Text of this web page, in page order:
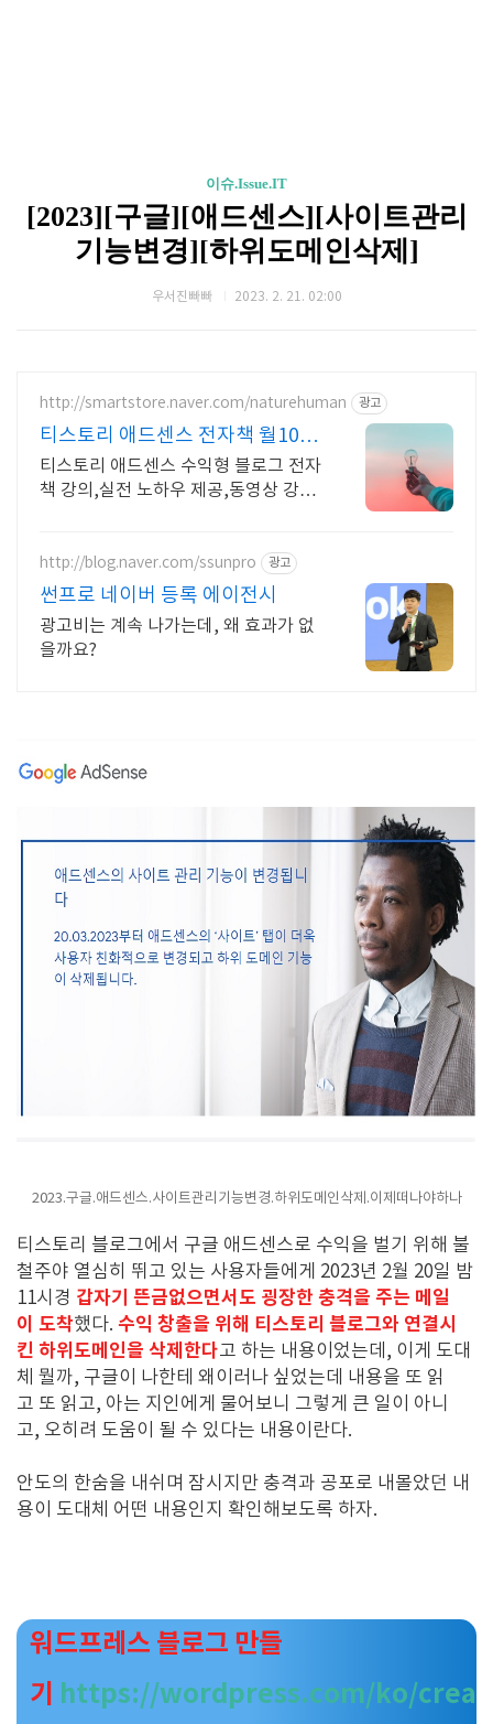
이슈.Issue.IT
[2023][구글][애드센스][사이트관리
기능변경][하위도메인삭제]
우서진빠빠 2023. 2. 21. 02:00
http://smartstore.naver.com/naturehuman 광고
티스토리 애드센스 전자책 월100
만원 고정 수익발생!
티스토리 애드센스 수익형 블로그 전자
책 강의,실전 노하우 제공,동영상 강의
게 배워요!
http://blog.naver.com/ssunpro 광고
썬프로 네이버 등록 에이전시
광고비는 계속 나가는데, 왜 효과가 없
을까요?
2023.구글.애드센스.사이트관리기능변경.하위도메인삭제.이제떠나야하나
티스토리 블로그에서 구글 애드센스로 수익을 벌기 위해 불
철주야 열심히 뛰고 있는 사용자들에게 2023년 2월 20일 밤
11시경 갑자기 뜬금없으면서도 굉장한 충격을 주는 메일
이 도착했다. 수익 창출을 위해 티스토리 블로그와 연결시
킨 하위도메인을 삭제한다고 하는 내용이었는데, 이게 도대
체 뭘까, 구글이 나한테 왜이러나 싶었는데 내용을 또 읽
고 또 읽고, 아는 지인에게 물어보니 그렇게 큰 일이 아니
고, 오히려 도움이 될 수 있다는 내용이란다.
안도의 한숨을 내쉬며 잠시지만 충격과 공포로 내몰았던 내
용이 도대체 어떤 내용인지 확인해보도록 하자.
워드프레스 블로그 만들
기 https://wordpress.com/ko/crea